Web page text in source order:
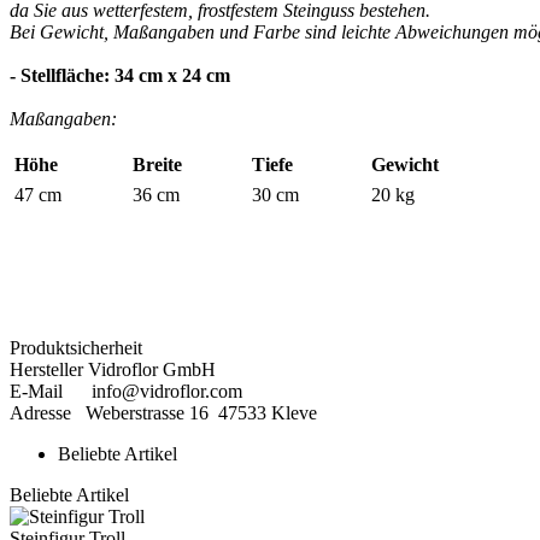
da Sie aus wetterfestem, frostfestem Steinguss bestehen.
Bei Gewicht, Maßangaben und Farbe sind leichte Abweichungen
- Stellfläche: 34 cm x 24 cm
Maßangaben:
Höhe Breite Tiefe
Gewicht
47 cm
36 cm 30 cm 20 kg
Produktsicherheit
Hersteller Vidroflor GmbH
E-Mail info@vidroflor.com
Adresse Weberstrasse 16 47533 Kleve
Beliebte Artikel
Beliebte Artikel
Steinfigur Troll
Pilze
&
Sarah
Schlümpfe
Trolle
Gnome